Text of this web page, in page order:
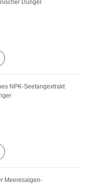
Dünger
NPK-Seetangextrakt
Meeresalgen-